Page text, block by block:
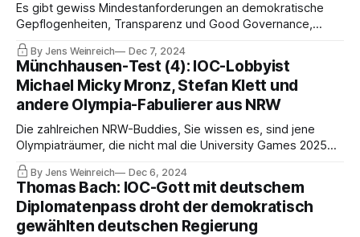
Es gibt gewiss Mindestanforderungen an demokratische
Gepflogenheiten, Transparenz und Good Governance,
oder? Insofern war dieser DOSB-Konvent eine weitere
schreckliche Offenbarung. So wie deutsche Verbände
international versagen, so inakzeptabel ist das Verhalten
ihrer Leader im nationalen Rahmen.
By Jens Weinreich Dec 7, 2024
Münchhausen-Test (4): IOC-Lobbyist
Michael Micky Mronz, Stefan Klett und
andere Olympia-Fabulierer aus NRW
Die zahlreichen NRW-Buddies, Sie wissen es, sind jene
Olympiaträumer, die nicht mal die University Games 2025
ohne Rettungsmaßnahmen des Bundes und des Landes
Berlin zustande bringen. Sie tricksen und täuschen und
wollen auf vielfältige Weise den DOSB dominieren und
Olympiabewerbungsregion werden.
By Jens Weinreich Dec 6, 2024
Thomas Bach: IOC-Gott mit deutschem
Diplomatenpass droht der demokratisch
gewählten deutschen Regierung